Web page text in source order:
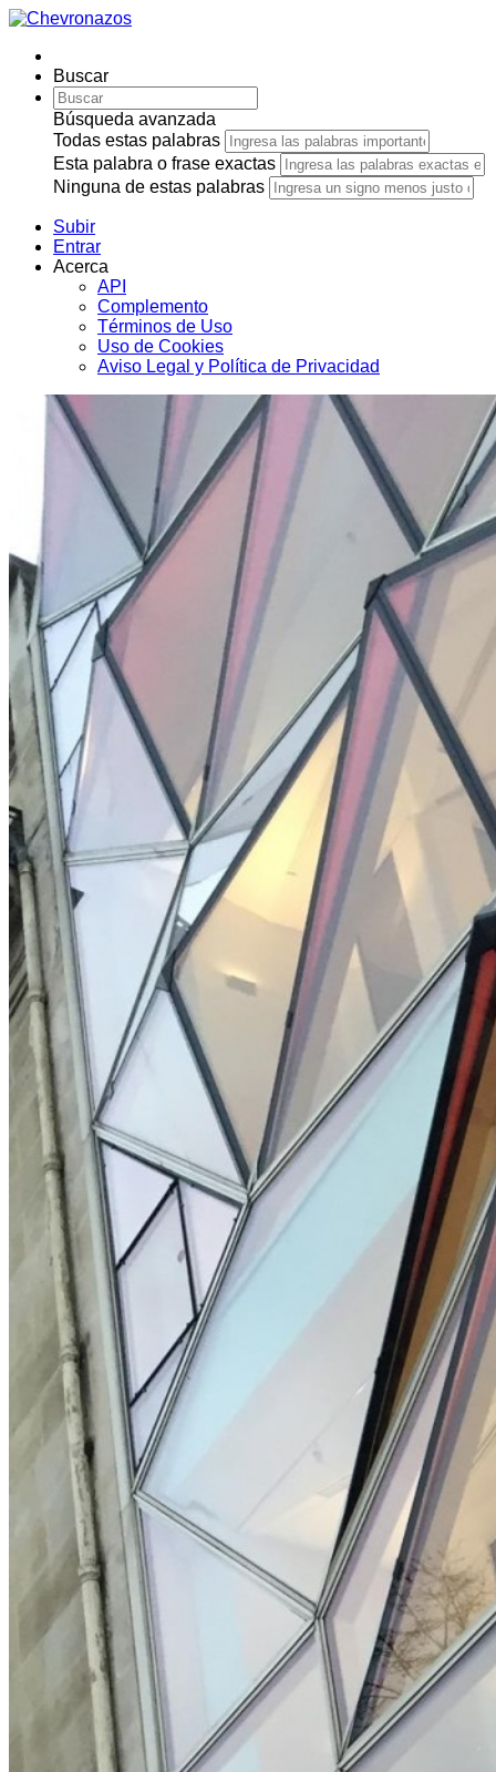
Buscar
Búsqueda avanzada
Todas estas palabras
Esta palabra o frase exactas
Ninguna de estas palabras
Subir
Entrar
Acerca
API
Complemento
Términos de Uso
Uso de Cookies
Aviso Legal y Política de Privacidad